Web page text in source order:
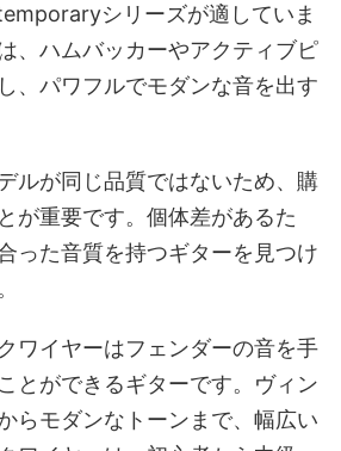
シリーズが適していま
、ハムバッカーやアクティブピ
、パワフルでモダンな音を出す
ルが同じ品質ではないため、購
が重要です。個体差があるた
った音質を持つギターを見つけ
ワイヤーはフェンダーの音を手
とができるギターです。ヴィン
らモダンなトーンまで、幅広い